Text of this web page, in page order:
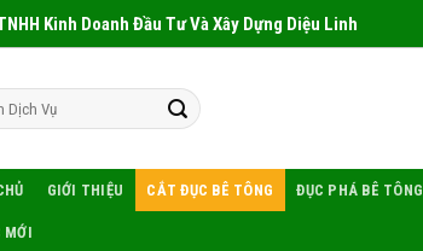
Kinh Doanh Đầu Tư Và Xây Dựng Diệu Linh
GIỚI THIỆU CẮT ĐỤC BÊ TÔNG ĐỤC PHÁ BÊ TÔNG
MỚI